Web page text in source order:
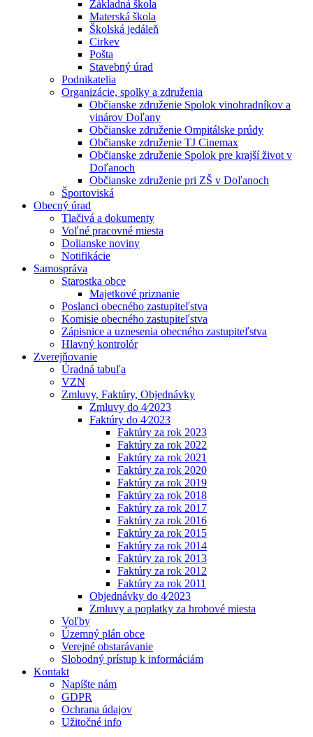
Základná škola
Materská škola
Školská jedáleň
Cirkev
Pošta
Stavebný úrad
Podnikatelia
Organizácie, spolky a združenia
Občianske združenie Spolok vinohradníkov a
vinárov Doľany
Občianske združenie Ompitálske prúdy
Občianske združenie TJ Cinemax
Občianske združenie Spolok pre krajší život v
Doľanoch
Občianske združenie pri ZŠ v Doľanoch
Športoviská
Obecný úrad
Tlačivá a dokumenty
Voľné pracovné miesta
Dolianske noviny
Notifikácie
Samospráva
Starostka obce
Majetkové priznanie
Poslanci obecného zastupiteľstva
Komisie obecného zastupiteľstva
Zápisnice a uznesenia obecného zastupiteľstva
Hlavný kontrolór
Zverejňovanie
Úradná tabuľa
VZN
Zmluvy, Faktúry, Objednávky
Zmluvy do 4⁄2023
Faktúry do 4⁄2023
Faktúry za rok 2023
Faktúry za rok 2022
Faktúry za rok 2021
Faktúry za rok 2020
Faktúry za rok 2019
Faktúry za rok 2018
Faktúry za rok 2017
Faktúry za rok 2016
Faktúry za rok 2015
Faktúry za rok 2014
Faktúry za rok 2013
Faktúry za rok 2012
Faktúry za rok 2011
Objednávky do 4⁄2023
Zmluvy a poplatky za hrobové miesta
Voľby
Územný plán obce
Verejné obstarávanie
Slobodný prístup k informáciám
Kontakt
Napíšte nám
GDPR
Ochrana údajov
Užitočné info